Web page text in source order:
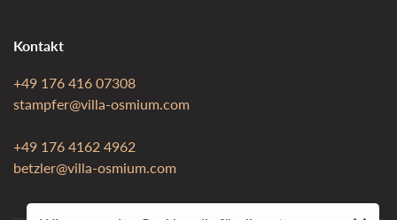
Kontakt
+49 176 416 07308
stampfer@villa-osmium.com
+49 176 4162 4962
betzler@villa-osmium.com